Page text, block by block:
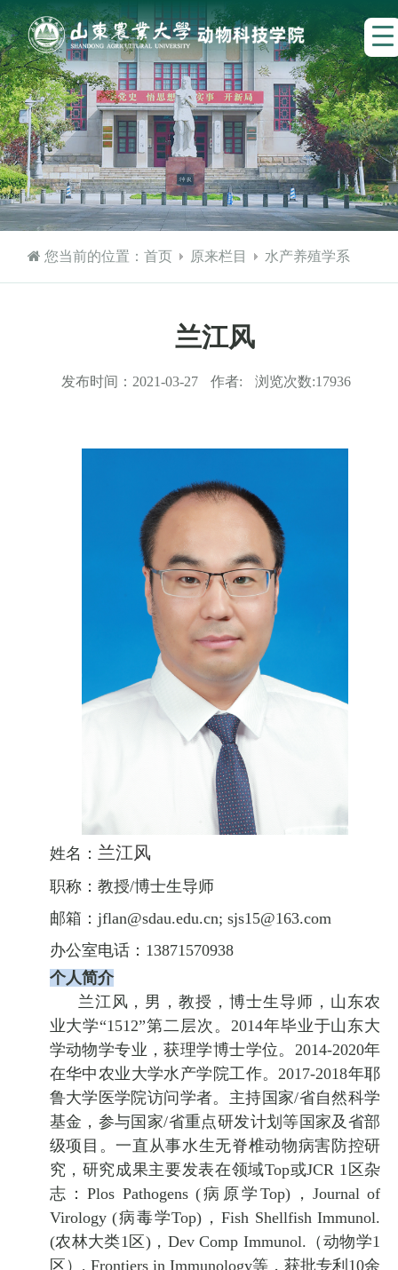
您当前的位置：首页 原来栏目 水产养殖学系
兰江风
发布时间： 2021-03-27 作者: 浏览次数:17936
姓名： 兰江风
职称：教授/博士生导师
邮箱：jflan@sdau.edu.cn; sjs15@163.com
办公室电话： 13871570938
个人简介
兰江风，男，教授，博士生导师，山东农
业大学“1512”第二层次。 2014年毕业于山东大
学动物学专业，获理学博士学位。 2014-2020年
在华中农业大学水产学院工作。2017-2018年耶
鲁大学医学院访问学者。主持国家/省自然科学
基金，参与国家/省重点研发计划等国家及省部
级项目。一直从事水生无脊椎动物病害防控研
究，研究成果主要发表在领域Top或JCR 1 区杂
志：Plos Pathogens (病原学Top) ， Journal of
Virology (病毒学Top) ， Fish Shellfish Immunol.
(农林大类1 区 )， Dev Comp Immunol. （动物学1
区） , Frontiers in Immunology等，获批专利 10余